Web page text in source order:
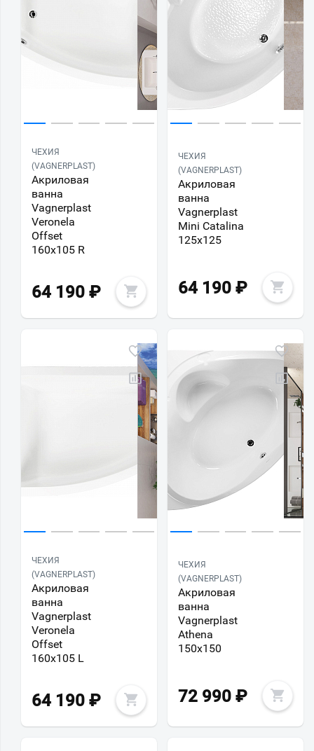
ЧЕХИЯ
(VAGNERPLAST)
Акриловая
ванна
Vagnerplast
Veronela
Offset
160х105 R
64 190 ₽
ЧЕХИЯ
(VAGNERPLAST)
Акриловая
ванна
Vagnerplast
Mini Catalina
125х125
64 190 ₽
ЧЕХИЯ
(VAGNERPLAST)
Акриловая
ванна
Vagnerplast
Veronela
Offset
160х105 L
64 190 ₽
ЧЕХИЯ
(VAGNERPLAST)
Акриловая
ванна
Vagnerplast
Athena
150х150
72 990 ₽